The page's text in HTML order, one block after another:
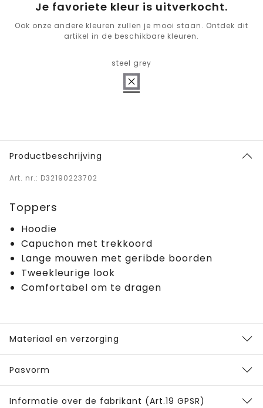
Je favoriete kleur is uitverkocht.
Ook onze andere kleuren zullen je mooi staan. Ontdek dit
artikel in de beschikbare kleuren.
steel grey
Productbeschrijving
Art. nr.: D32190223702
Toppers
Hoodie
Capuchon met trekkoord
Lange mouwen met geribde boorden
Tweekleurige look
Comfortabel om te dragen
Materiaal en verzorging
Pasvorm
Informatie over de fabrikant (Art.19 GPSR)